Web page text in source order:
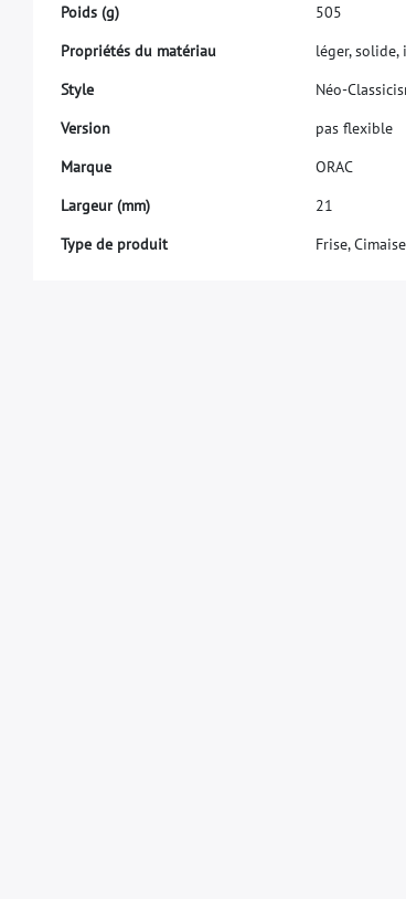
Poids (g) 505
Propriétés du matériau léger, solide, i
Style Néo-Classicis
Version pas fexible
Marque ORAC
Largeur (mm) 21
Type de produit
Frise, Cimaise